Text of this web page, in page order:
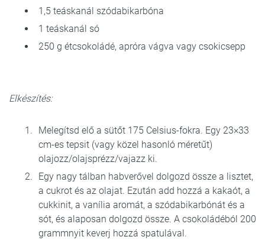
1,5 teáskanál szódabikarbóna
1 teáskanál só
250 g étcsokoládé, apróra vágva vagy csokicsepp
Elkészítés:
Melegítsd elő a sütőt 175 Celsius-fokra. Egy 23×33
cm-es tepsit (vagy közel hasonló méretűt)
olajozz/olajsprézz/vajazz ki.
Egy nagy tálban habverővel dolgozd össze a lisztet,
a cukrot és az olajat. Ezután add hozzá a kakaót, a
cukkinit, a vanília aromát, a szódabikarbónát és a
sót, és alaposan dolgozd össze. A csokoládéból 200
grammnyit keverj hozzá spatulával.